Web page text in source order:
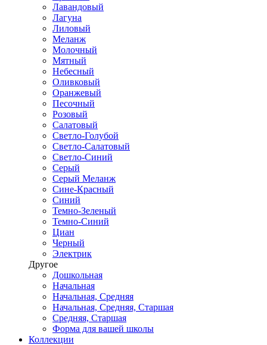
Лавандовый
Лагуна
Лиловый
Меланж
Молочный
Мятный
Небесный
Оливковый
Оранжевый
Песочный
Розовый
Салатовый
Светло-Голубой
Светло-Салатовый
Светло-Синий
Серый
Серый Меланж
Сине-Красный
Синий
Темно-Зеленый
Темно-Синий
Циан
Черный
Электрик
Другое
Дошкольная
Начальная
Начальная, Средняя
Начальная, Средняя, Старшая
Средняя, Старшая
Форма для вашей школы
Коллекции